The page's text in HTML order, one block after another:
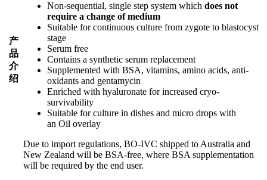
产
品
介
绍
Non-sequential, single step system which does not
require a change of medium
Suitable for continuous culture from zygote to blastocyst
stage
Serum free
Contains a synthetic serum replacement
Supplemented with BSA, vitamins, amino acids, anti-
oxidants and gentamycin
Enriched with hyaluronate for increased cryo-
survivability
Suitable for culture in dishes and micro drops with
an Oil overlay
Due to import regulations, BO-IVC shipped to Australia and
New Zealand will be BSA-free, where BSA supplementation
will be required by the end user.